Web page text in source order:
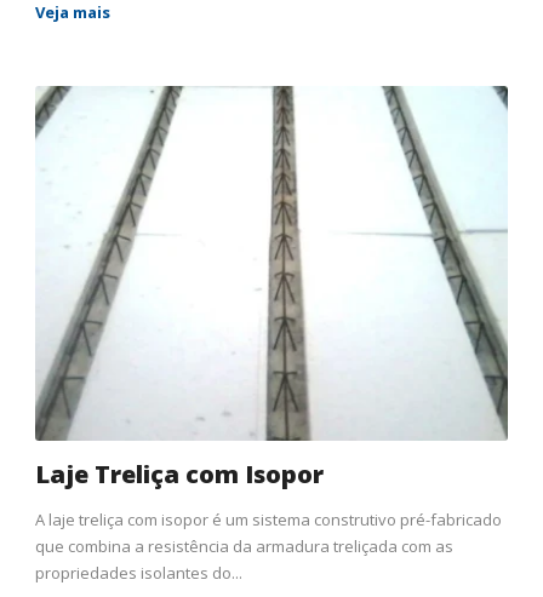
Veja mais
Laje Treliça com Isopor
A laje treliça com isopor é um sistema construtivo pré-fabricado
que combina a resistência da armadura treliçada com as
propriedades isolantes do...